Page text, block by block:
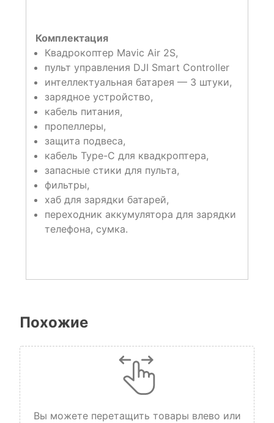
Комплектация
Квадрокоптер Mavic Air 2S,
пульт управления DJI Smart Controller
интеллектуальная батарея — 3 штуки,
зарядное устройство,
кабель питания,
пропеллеры,
защита подвеса,
кабель Type-С для квадкроптера,
запасные стики для пульта,
фильтры,
хаб для зарядки батарей,
переходник аккумулятора для зарядки
телефона, сумка.
Похожие
Вы можете перетащить товары влево или